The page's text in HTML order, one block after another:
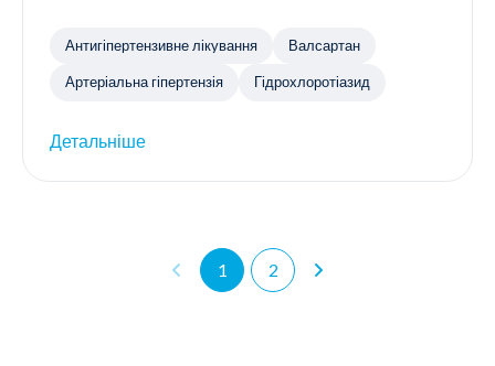
Антигіпертензивне лікування Валсартан
Артеріальна гіпертензія Гідрохлоротіазид
Детальніше
1 2